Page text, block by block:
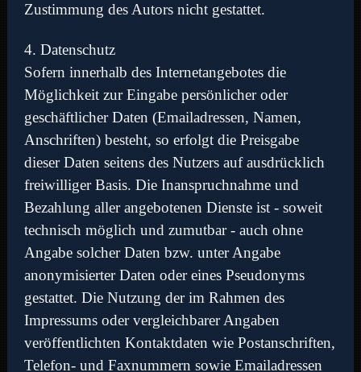
Zustimmung des Autors nicht gestattet.
4. Datenschutz
Sofern innerhalb des Internetangebotes die
Möglichkeit zur Eingabe persönlicher oder
geschäftlicher Daten (Emailadressen, Namen,
Anschriften) besteht, so erfolgt die Preisgabe
dieser Daten seitens des Nutzers auf ausdrücklich
freiwilliger Basis. Die Inanspruchnahme und
Bezahlung aller angebotenen Dienste ist - soweit
technisch möglich und zumutbar - auch ohne
Angabe solcher Daten bzw. unter Angabe
anonymisierter Daten oder eines Pseudonyms
gestattet. Die Nutzung der im Rahmen des
Impressums oder vergleichbarer Angaben
veröffentlichten Kontaktdaten wie Postanschriften,
Telefon- und Faxnummern sowie Emailadressen